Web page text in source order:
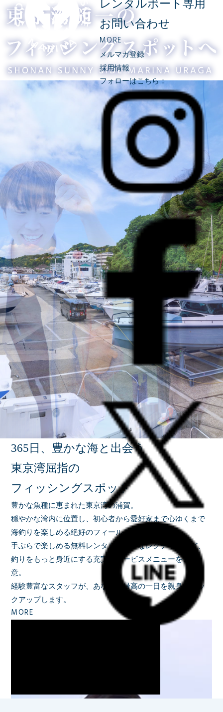
レンタルボート専用
お問い合わせ
MORE
メルマガ登録
採用情報
フォローはこちら：
365日、豊かな海と出会う
東京湾屈指の
フィッシングスポット
豊かな魚種に恵まれた東京湾の浦賀。
穏やかな湾内に位置し、初心者から愛好家まで心ゆくまで
海釣りを楽しめる絶好のフィールドです。
手ぶらで楽しめる無料レンタルや丁寧なレクチャーなど、
釣りをもっと身近にする充実のサービスメニューをご用
意。
経験豊富なスタッフが、あなたの最高の一日を親身にバッ
クアップします。
MORE